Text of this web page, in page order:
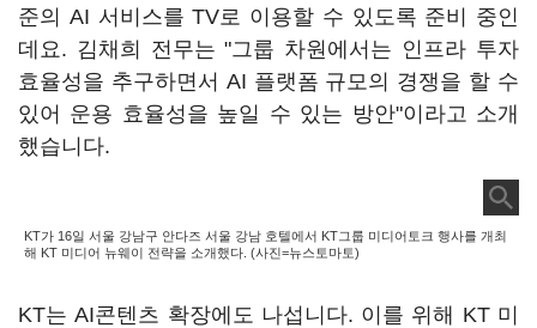
준의 AI 서비스를 TV로 이용할 수 있도록 준비 중인
데요. 김채희 전무는 "그룹 차원에서는 인프라 투자
효율성을 추구하면서 AI 플랫폼 규모의 경쟁을 할 수
있어 운용 효율성을 높일 수 있는 방안"이라고 소개
했습니다.
KT가 16일 서울 강남구 안다즈 서울 강남 호텔에서 KT그룹 미디어토크 행사를 개최
해 KT 미디어 뉴웨이 전략을 소개했다. (사진=뉴스토마토)
KT는 AI콘텐츠 확장에도 나섭니다. 이를 위해 KT 미